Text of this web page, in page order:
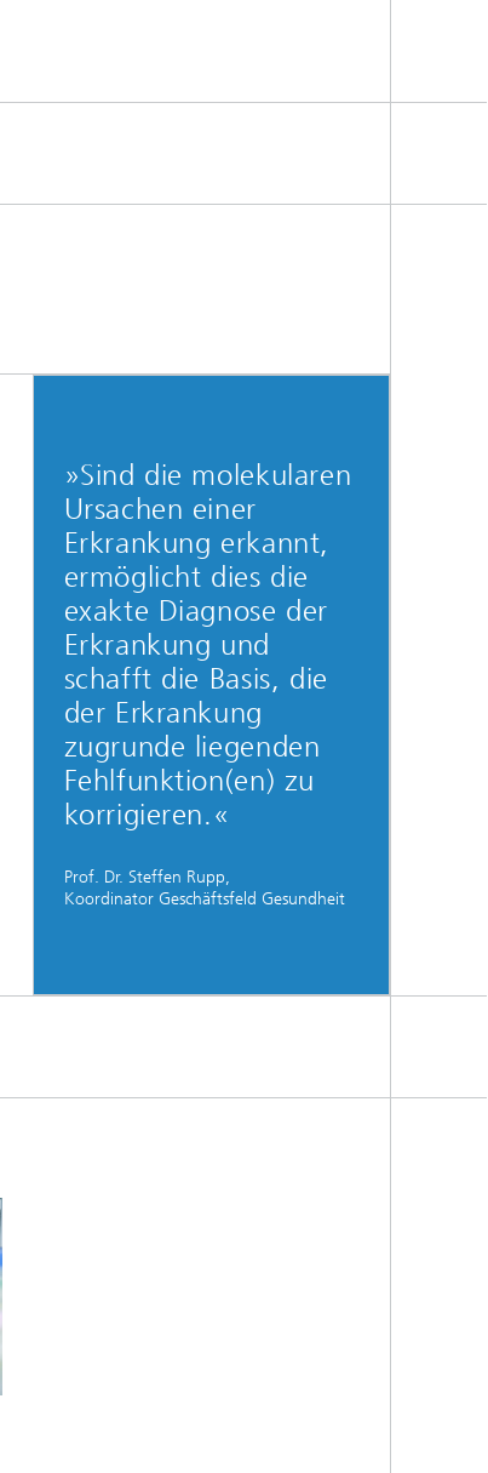
»Sind die molekularen
Ursachen einer
Erkrankung erkannt,
ermöglicht dies die
exakte Diagnose der
Erkrankung und
schafft die Basis, die
der Erkrankung
zugrunde liegenden
Fehlfunktion(en) zu
korrigieren.«
Prof. Dr. Steffen Rupp,
Koordinator Geschäftsfeld Gesundheit